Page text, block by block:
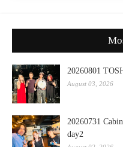
20260801
August 03, 2026
20260731
day2